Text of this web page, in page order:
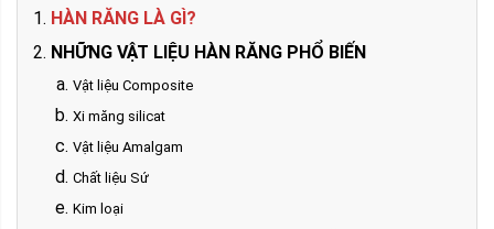
HÀN RĂNG LÀ GÌ?
NHỮNG VẬT LIỆU HÀN RĂNG PHỔ BIẾN
Vật liệu Composite
Xi măng silicat
Vật liệu Amalgam
Chất liệu Sứ
Kim loại